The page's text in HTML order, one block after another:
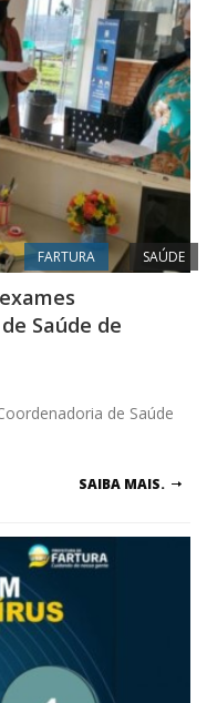
FARTURA SAÚDE
Saúde de
de Saúde
SAIBA MAIS.